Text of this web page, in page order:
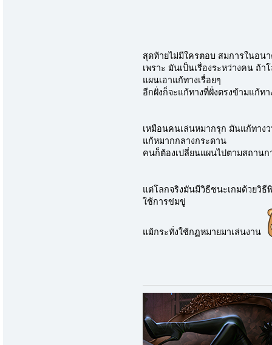
สุดท้ายไม่มีใครตอบ สมการในอน
เพราะ มันเป็นเรื่องระหว่างคน ถ้
แผนเอาแก้ทางเรื่อยๆ
อีกฝั่งก็จะแก้ทางที่ฝั่งตรงข้ามแก้ท
เหมือนคนเล่นหมากรุก มันแก้ทาง
แก้หมากกลางกระดาน
คนก็ต้องเปลี่ยนแผนไปตามสถาน
แต่โลกจริงมันมีวิธีชนะเกมด้วยวิธี
ใช้การข่มขู่
แม้กระทั่งใช้กฏหมายมาเล่นงาน